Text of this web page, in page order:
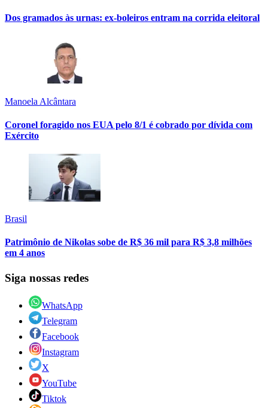
Dos gramados às urnas: ex-boleiros entram na corrida eleitoral
Manoela Alcântara
Coronel foragido nos EUA pelo 8/1 é cobrado por dívida com
Exército
Brasil
Patrimônio de Nikolas sobe de R$ 36 mil para R$ 3,8 milhões
em 4 anos
Siga nossas redes
WhatsApp
Telegram
Facebook
Instagram
X
YouTube
Tiktok